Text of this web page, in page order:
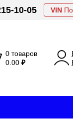
10-05 VIN
0 товаров
0.00 ₽